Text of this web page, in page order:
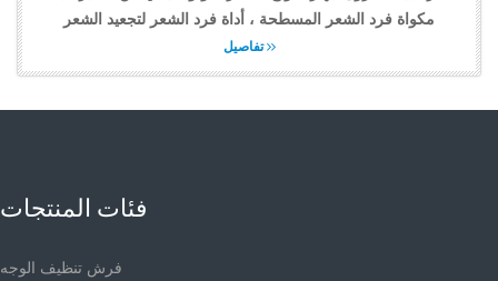
مكواة فرد الشعر المسطحة ، أداة فرد الشعر لتجعيد الشعر
تفاصيل
فئات المنتجات
فرش تنظيف الوجه